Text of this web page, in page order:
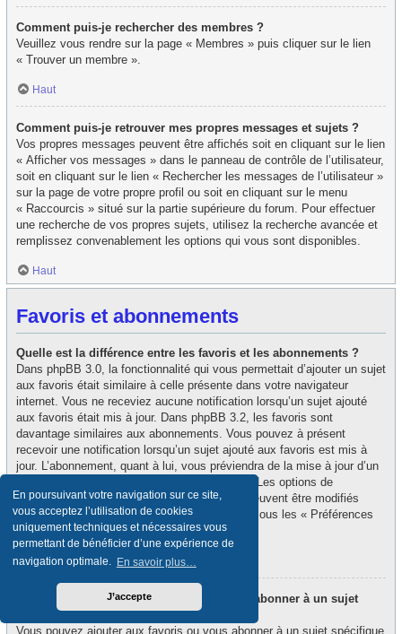
En poursuivant votre navigation sur ce site,
vous acceptez l’utilisation de cookies
uniquement techniques et nécessaires vous
permettant de bénéficier d’une expérience de
navigation optimale. En savoir plus…
J’accepte
Comment puis-je rechercher des membres ?
Veuillez vous rendre sur la page « Membres » puis cliquer sur le lien
« Trouver un membre ».
Haut
Comment puis-je retrouver mes propres messages et sujets ?
Vos propres messages peuvent être affichés soit en cliquant sur le lien
« Afficher vos messages » dans le panneau de contrôle de l’utilisateur,
soit en cliquant sur le lien « Rechercher les messages de l’utilisateur »
sur la page de votre propre profil ou soit en cliquant sur le menu
« Raccourcis » situé sur la partie supérieure du forum. Pour effectuer
une recherche de vos propres sujets, utilisez la recherche avancée et
remplissez convenablement les options qui vous sont disponibles.
Haut
Favoris et abonnements
Quelle est la différence entre les favoris et les abonnements ?
Dans phpBB 3.0, la fonctionnalité qui vous permettait d’ajouter un sujet
aux favoris était similaire à celle présente dans votre navigateur
internet. Vous ne receviez aucune notification lorsqu’un sujet ajouté
aux favoris était mis à jour. Dans phpBB 3.2, les favoris sont
davantage similaires aux abonnements. Vous pouvez à présent
recevoir une notification lorsqu’un sujet ajouté aux favoris est mis à
jour. L’abonnement, quant à lui, vous préviendra de la mise à jour d’un
forum ou d’un sujet auquel vous êtes abonné. Les options de
notification des favoris et des abonnements peuvent être modifiés
depuis le panneau de contrôle de l’utilisateur, sous les « Préférences
du forum ».
Haut
Comment puis-je ajouter aux favoris ou m’abonner à un sujet
spécifique ?
Vous pouvez ajouter aux favoris ou vous abonner à un sujet spécifique